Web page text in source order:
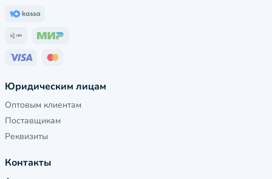
Юридическим лицам
Оптовым клиентам
Поставщикам
Реквизиты
Контакты